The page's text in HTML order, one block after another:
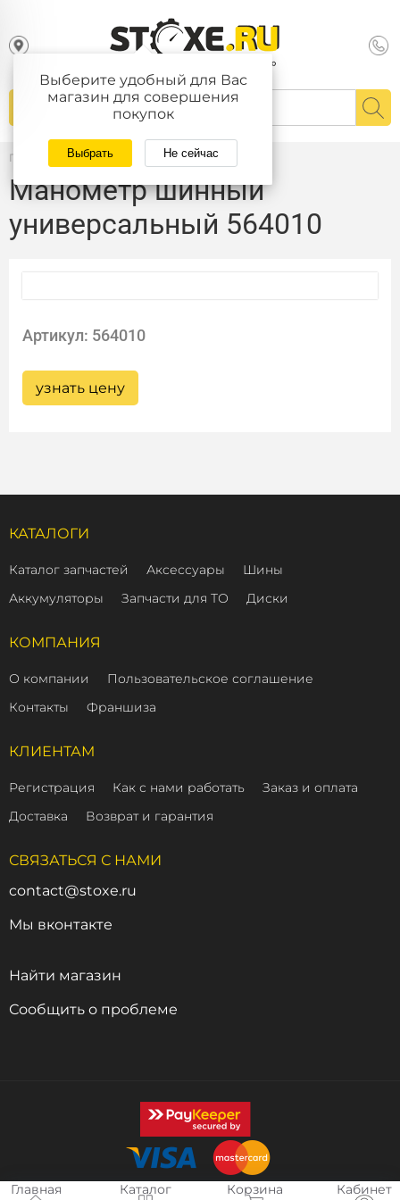
Выберите удобный для Вас
магазин для совершения
покупок
Выбрать Не сейчас
Главная / Каталог
Манометр шинный
универсальный 564010
Артикул: 564010
узнать цену
КАТАЛОГИ
Каталог запчастей Аксессуары
Шины
Аккумуляторы
Запчасти для ТО Диски
КОМПАНИЯ
О компании
Пользовательское соглашение
Контакты
Франшиза
КЛИЕНТАМ
Регистрация Как с нами работать
Заказ и оплата
Доставка
Возврат и гарантия
СВЯЗАТЬСЯ С НАМИ
contact@stoxe.ru
Мы вконтакте
Найти магазин
Сообщить о проблеме
Главная Каталог Корзина Кабинет